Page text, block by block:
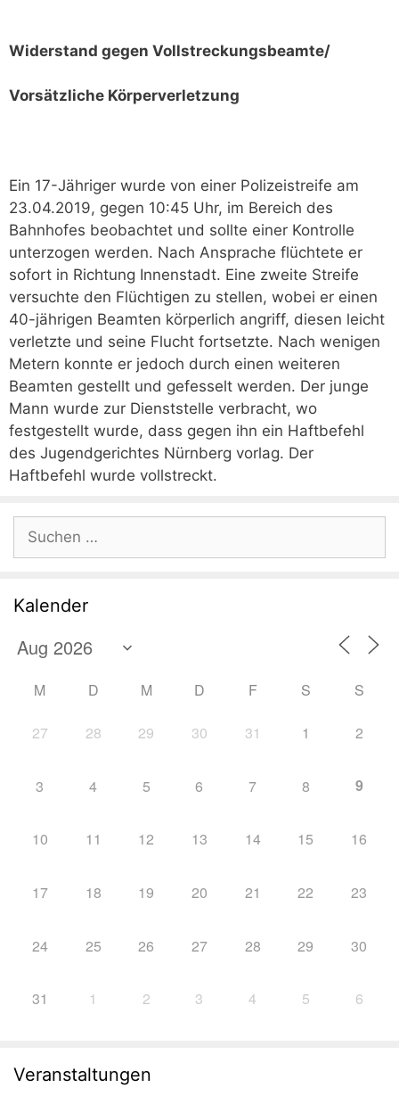
Widerstand gegen Vollstreckungsbeamte/
Vorsätzliche Körperverletzung
Ein 17-Jähriger wurde von einer Polizeistreife am
23.04.2019, gegen 10:45 Uhr, im Bereich des
Bahnhofes beobachtet und sollte einer Kontrolle
unterzogen werden. Nach Ansprache flüchtete er
sofort in Richtung Innenstadt. Eine zweite Streife
versuchte den Flüchtigen zu stellen, wobei er einen
40-jährigen Beamten körperlich angriff, diesen leicht
verletzte und seine Flucht fortsetzte. Nach wenigen
Metern konnte er jedoch durch einen weiteren
Beamten gestellt und gefesselt werden. Der junge
Mann wurde zur Dienststelle verbracht, wo
festgestellt wurde, dass gegen ihn ein Haftbefehl
des Jugendgerichtes Nürnberg vorlag. Der
Haftbefehl wurde vollstreckt.
Suchen
nach:
Kalender
M D M D F S S
27 28 29 30 31 1 2
3 4 5 6 7 8 9
10 11 12 13 14 15 16
17 18 19 20 21 22 23
24 25 26 27 28 29 30
31 1 2 3 4 5 6
Veranstaltungen